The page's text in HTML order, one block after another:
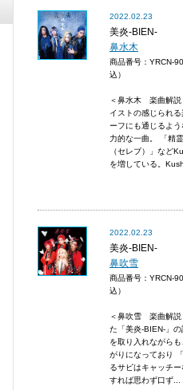
2022.02.23
美炎-BIEN-
鼻水木
商品番号：YRCN-
込）
＜鼻水木 楽曲解説
イストの感じられ
ーフにも通じるよ
力的な一曲。 「精
（セレブ）」など
を増している。
2022.02.23
美炎-BIEN-
鼻吹雪
商品番号：YRCN-
込）
＜鼻吹雪 楽曲解説
た「美炎-BIEN-」
を取り入れながら
がりになっており
るサビはキャッチ
すれば思わず口ず...